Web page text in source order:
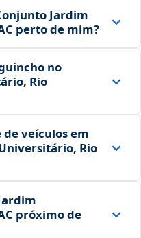
Jardim
perto de mim?
no
Rio
veículos em
Rio
próximo de